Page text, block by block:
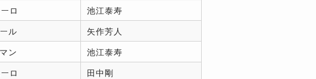
ロ
池江泰寿
ル
矢作芳人
ン 池江泰寿
ロ
田中剛